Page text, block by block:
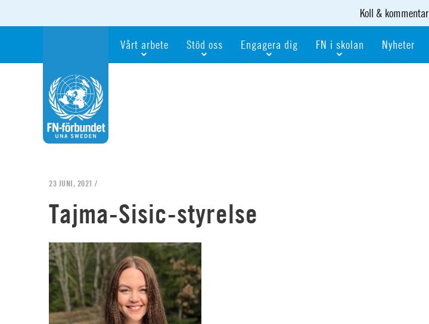
Koll & kommentar
Vårt arbete Stöd oss Engagera dig FN i skolan Nyheter
23 JUNI, 2021 /
Tajma-Sisic-styrelse